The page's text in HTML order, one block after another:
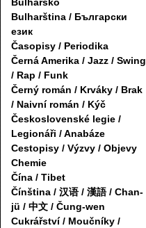
Bulharština / Български
език
Časopisy / Periodika
Černá Amerika / Jazz / Swing
/ Rap / Funk
Černý román / Krváky / Brak
/ Naivní román / Kýč
Československé legie /
Legionáři / Anabáze
Cestopisy / Výzvy / Objevy
Chemie
Čína / Tibet
Čínština / 汉语 / 漢語 / Chan-
jü / 中文 / Čung-wen
Cukrářství / Moučníky /